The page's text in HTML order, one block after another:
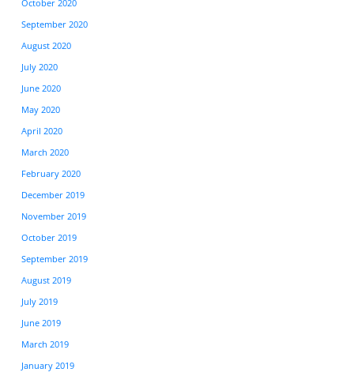
October 2020
September 2020
August 2020
July 2020
June 2020
May 2020
April 2020
March 2020
February 2020
December 2019
November 2019
October 2019
September 2019
August 2019
July 2019
June 2019
March 2019
January 2019